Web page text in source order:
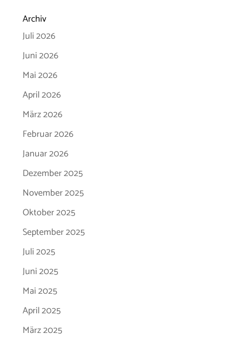
Archiv
Juli 2026
Juni 2026
Mai 2026
April 2026
März 2026
Februar 2026
Januar 2026
Dezember 2025
November 2025
Oktober 2025
September 2025
Juli 2025
Juni 2025
Mai 2025
April 2025
März 2025